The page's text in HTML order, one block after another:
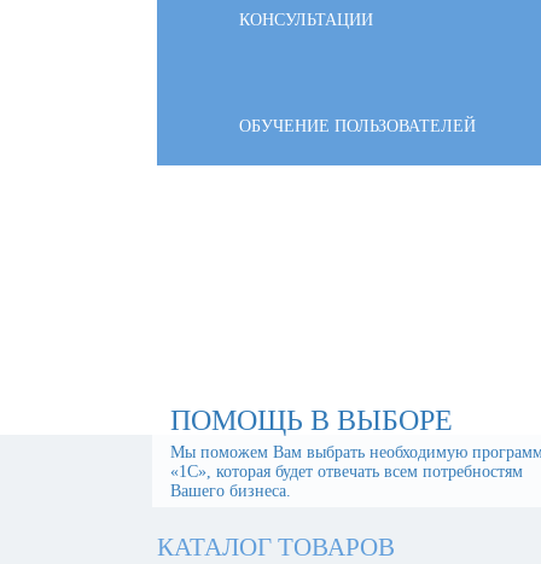
КОНСУЛЬТАЦИИ
ОБУЧЕНИЕ ПОЛЬЗОВАТЕЛЕЙ
ПОМОЩЬ В ВЫБОРЕ
Мы поможем Вам выбрать необходимую
«1С», которая будет отвечать всем потребностям
Вашего бизнеса.
КАТАЛОГ ТОВАРОВ